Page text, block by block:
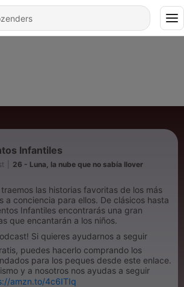
Infantiles
26 - Luna, la nube que no sabía llover
las historias favoritas de los más
a conciencia para ellos. De clásicos hasta
Infantiles encontrarás una gran
que encantarán a los niños.
Si quieres ayudarnos a seguir
puedes hacerlo comprando los
para los peques desde este enlace.
y a nosotros nos ayudas a seguir
amzn.to/4c6ITIq